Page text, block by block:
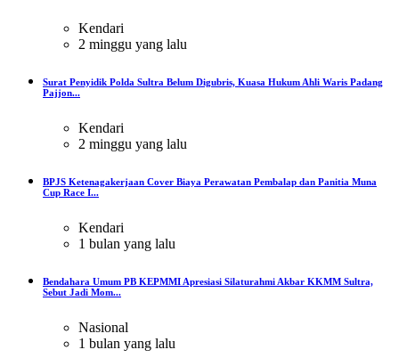
Kendari
2 minggu yang lalu
Surat Penyidik Polda Sultra Belum Digubris, Kuasa Hukum Ahli Waris Padang
Pajjon...
Kendari
2 minggu yang lalu
BPJS Ketenagakerjaan Cover Biaya Perawatan Pembalap dan Panitia Muna
Cup Race I...
Kendari
1 bulan yang lalu
Bendahara Umum PB KEPMMI Apresiasi Silaturahmi Akbar KKMM Sultra,
Sebut Jadi Mom...
Nasional
1 bulan yang lalu